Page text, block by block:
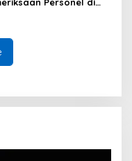
Personel di